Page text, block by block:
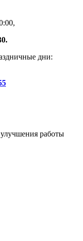
дни:
работы